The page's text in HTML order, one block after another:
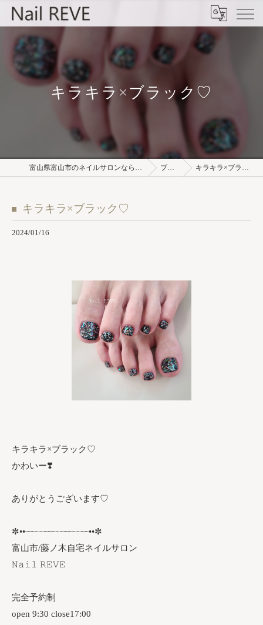
キラキラ×ブラック♡
富山県富山市のネイルサロンならNail REVE ブログ キラキラ×ブラック♡
キラキラ×ブラック♡
2024/01/16
キラキラ×ブラック♡
かわいー❣️⁡
ありがとうございます♡
✼••┈┈┈┈┈┈┈┈┈┈┈┈••✼
富山市/藤ノ木自宅ネイルサロン
𝙽𝚊𝚒𝚕 𝚁𝙴𝚅𝙴
完全予約制
open 9:30 close17:00